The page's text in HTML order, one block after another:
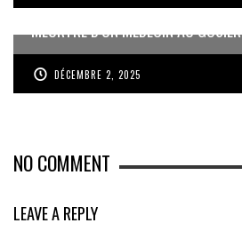
MEURTRE D’UN MÉDECIN AU GOSIER
DÉCEMBRE 2, 2025
NO COMMENT
LEAVE A REPLY